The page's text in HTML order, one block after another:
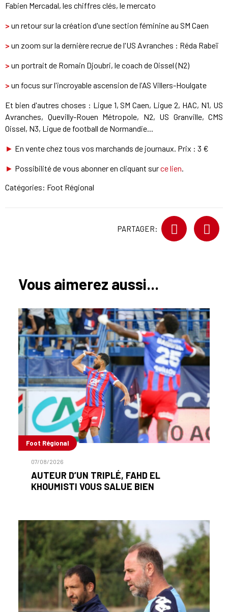
Fabien Mercadal, les chiffres clés, le mercato
> un retour sur la création d'une section féminine au SM Caen
> un zoom sur la dernière recrue de l'US Avranches : Réda Rabeï
> un portrait de Romain Djoubri, le coach de Oissel (N2)
> un focus sur l'incroyable ascension de l'AS Villers-Houlgate
Et bien d'autres choses : Ligue 1, SM Caen, Ligue 2, HAC, N1, US
Avranches, Quevilly-Rouen Métropole, N2, US Granville, CMS
Oissel, N3, Ligue de football de Normandie...
► En vente chez tous vos marchands de journaux. Prix : 3 €
► Possibilité de vous abonner en cliquant surce lien.
Catégories: Foot Régional
PARTAGER:
Vous aimerez aussi...
Foot Régional
07/08/2026
AUTEUR D’UN TRIPLÉ, FAHD EL
KHOUMISTI VOUS SALUE BIEN